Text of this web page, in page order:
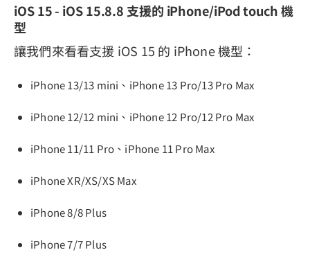
iOS 15 - iOS 15.8.8 支援的 iPhone/iPod touch 機
型
讓我們來看看支援 iOS 15 的 iPhone 機型：
iPhone 13/13 mini、iPhone 13 Pro/13 Pro Max
iPhone 12/12 mini、iPhone 12 Pro/12 Pro Max
iPhone 11/11 Pro、iPhone 11 Pro Max
iPhone XR/XS/XS Max
iPhone 8/8 Plus
iPhone 7/7 Plus